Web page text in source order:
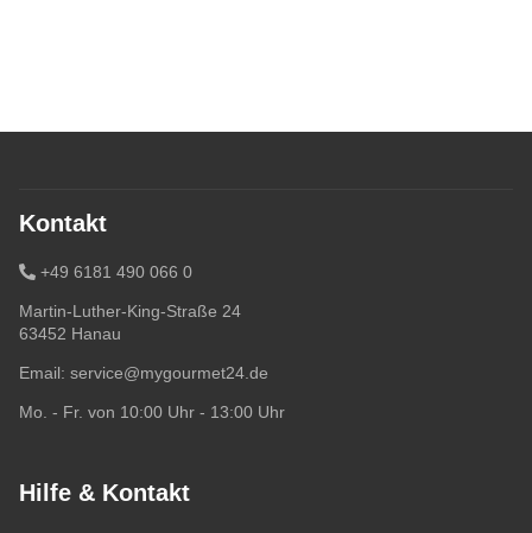
Kontakt
+49 6181 490 066 0
Martin-Luther-King-Straße 24
63452 Hanau
Email: service@mygourmet24.de
Mo. - Fr. von 10:00 Uhr - 13:00 Uhr
Hilfe & Kontakt